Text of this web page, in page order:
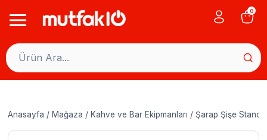
0
Anasayfa / Mağaza / Kahve ve Bar Ekipmanları / Şarap Şişe